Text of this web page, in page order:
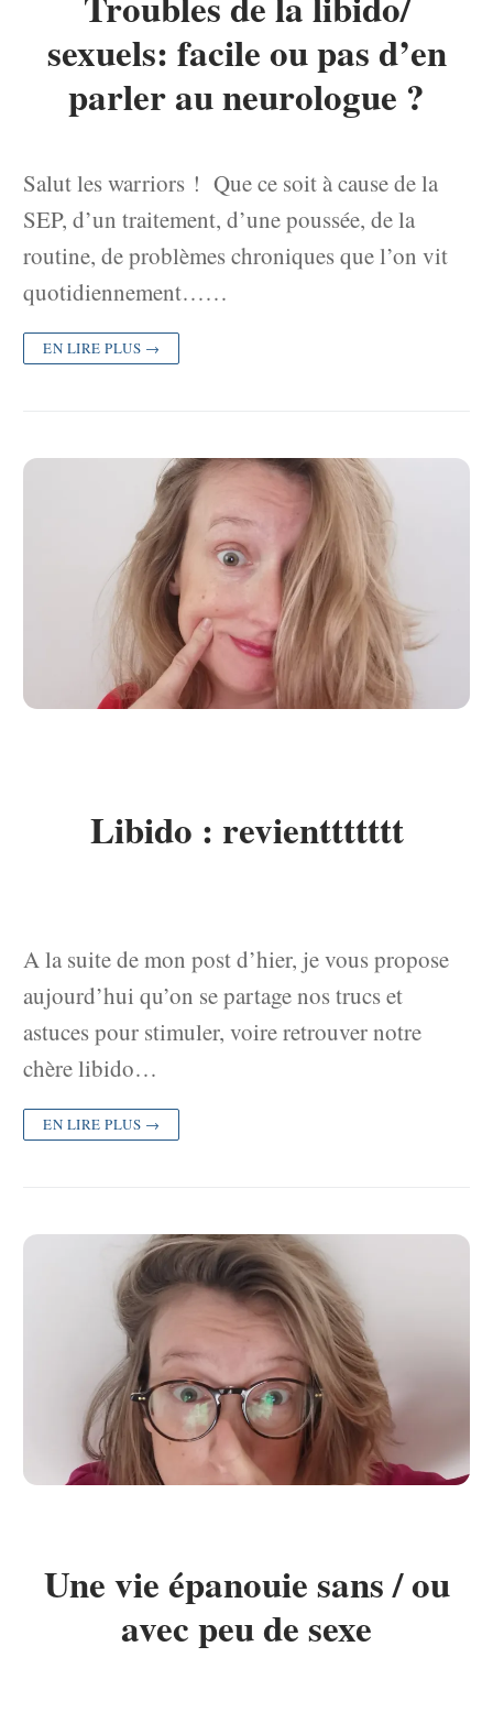
sexuels: facile ou pas d’en
parler au neurologue ?
Salut les warriors ! Que ce soit à cause de la
SEP, d’un traitement, d’une poussée, de la
routine, de problèmes chroniques que l’on vit
quotidiennement……
EN LIRE PLUS →
Libido : revienttttttt
A la suite de mon post d’hier, je vous propose
aujourd’hui qu’on se partage nos trucs et
astuces pour stimuler, voire retrouver notre
chère libido…
EN LIRE PLUS →
Une vie épanouie sans / ou
avec peu de sexe